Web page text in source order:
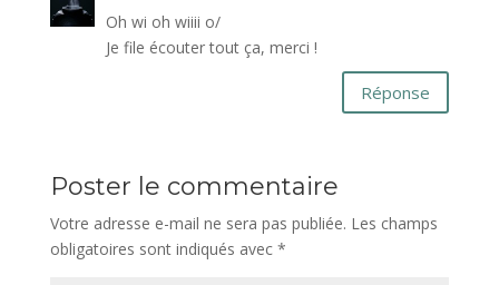
Oh wi oh wiiii o/
Je file écouter tout ça, merci !
Réponse
Poster le commentaire
Votre adresse e-mail ne sera pas publiée. Les champs
obligatoires sont indiqués avec *